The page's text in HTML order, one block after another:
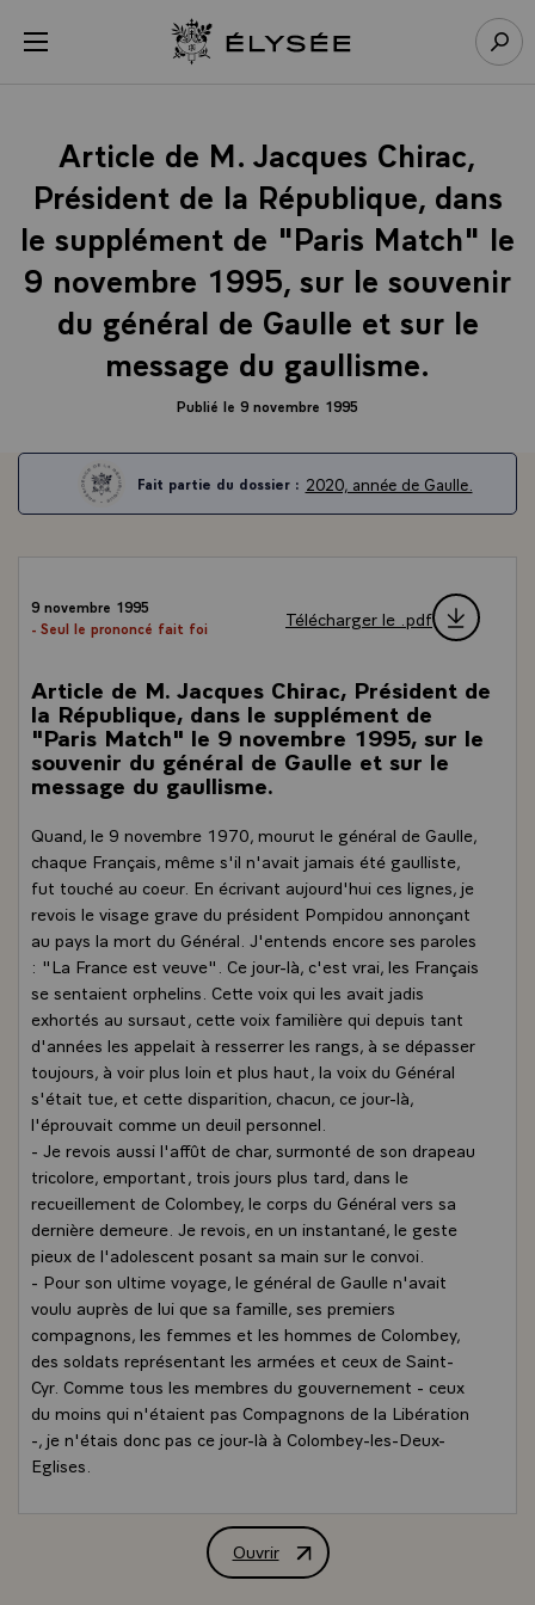
menu Retour à l’accueil Élysée
Article de M. Jacques Chirac,
Président de la République, dans
le supplément de "Paris Match" le
9 novembre 1995, sur le souvenir
du général de Gaulle et sur le
message du gaullisme.
Publié le 9 novembre 1995
Fait partie du dossier : 2020, année de Gaulle.
9 novembre 1995
- Seul le prononcé fait foi
Télécharger le .pdf
Article de M. Jacques Chirac, Président de
la République, dans le supplément de
"Paris Match" le 9 novembre 1995, sur le
souvenir du général de Gaulle et sur le
message du gaullisme.
Quand, le 9 novembre 1970, mourut le général de Gaulle,
chaque Français, même s'il n'avait jamais été gaulliste,
fut touché au coeur. En écrivant aujourd'hui ces lignes, je
revois le visage grave du président Pompidou annonçant
au pays la mort du Général. J'entends encore ses paroles
: "La France est veuve". Ce jour-là, c'est vrai, les Français
se sentaient orphelins. Cette voix qui les avait jadis
exhortés au sursaut, cette voix familière qui depuis tant
d'années les appelait à resserrer les rangs, à se dépasser
toujours, à voir plus loin et plus haut, la voix du Général
s'était tue, et cette disparition, chacun, ce jour-là,
l'éprouvait comme un deuil personnel.
- Je revois aussi l'affût de char, surmonté de son drapeau
tricolore, emportant, trois jours plus tard, dans le
recueillement de Colombey, le corps du Général vers sa
dernière demeure. Je revois, en un instantané, le geste
pieux de l'adolescent posant sa main sur le convoi.
- Pour son ultime voyage, le général de Gaulle n'avait
voulu auprès de lui que sa famille, ses premiers
compagnons, les femmes et les hommes de Colombey,
des soldats représentant les armées et ceux de Saint-
Cyr. Comme tous les membres du gouvernement - ceux
du moins qui n'étaient pas Compagnons de la Libération
-, je n'étais donc pas ce jour-là à Colombey-les-Deux-
Eglises.
télévision et dans la presse. Elles m'avaient
Ouvrir
Article de M. Jacques Chirac,
Panneau de gestion des cookies